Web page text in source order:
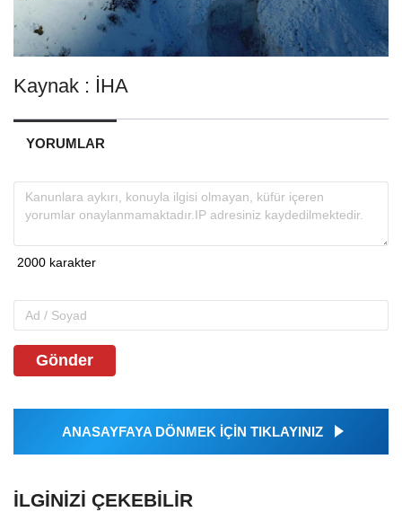
Kaynak : İHA
YORUMLAR
Gönder
ANASAYFAYA DÖNMEK İÇİN TIKLAYINIZ
İLGINIZI ÇEKEBILIR